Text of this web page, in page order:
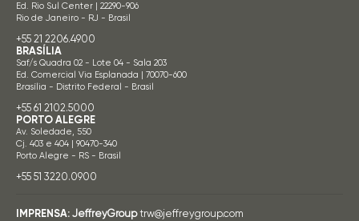
Ed. Rio Sul Center | 22290-906
Rio de Janeiro - RJ - Brasil
+55 21 2206.4900
BRASÍLIA
Saf/s Quadra 02 - Lote 04 - Sala 203
Ed. Comercial Via Esplanada | 70070-600
Brasília - Distrito Federal - Brasil
+55 61 2102.5000
PORTO ALEGRE
Av. Soledade, 550
Cj. 403 e 404 | 90470-340
Porto Alegre - RS - Brasil
+55 51 3220.0900
IMPRENSA: JeffreyGroup trw@jeffreygroup.com